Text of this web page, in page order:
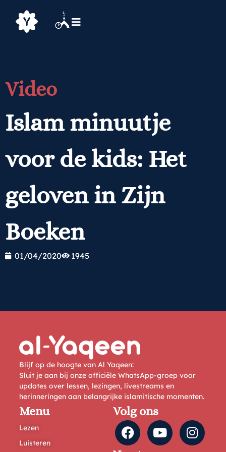
Video
Islam minuutje
voor de kids: Het
geloven in Zijn
Boeken
01/04/2020 1945
Blijf op de hoogte van Al Yaqeen:
Sluit je aan bij onze officiële WhatsApp-groep voor
updates over lessen, lezingen, livestreams en
herinneringen aan belangrijke islamitische momenten.
Menu
Lezen
Luisteren
Volg ons